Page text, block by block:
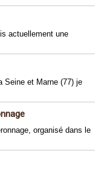
actuellement une
Seine et Marne (77) je
organisé dans le